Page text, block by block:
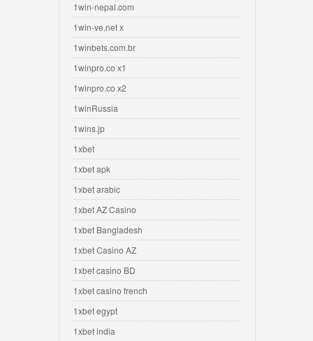
1win-nepal.com
1win-ve.net x
1winbets.com.br
1winpro.co x1
1winpro.co x2
1winRussia
1wins.jp
1xbet
1xbet apk
1xbet arabic
1xbet AZ Casino
1xbet Bangladesh
1xbet Casino AZ
1xbet casino BD
1xbet casino french
1xbet egypt
1xbet india